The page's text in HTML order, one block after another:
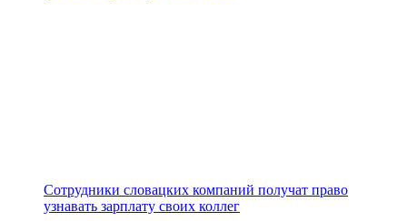
Сотрудники словацких компаний получат право
узнавать зарплату своих коллег